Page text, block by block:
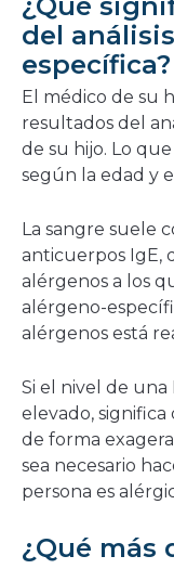
del
específica?
El médico de su
resultados del
de su hijo. Lo
según la edad y
La sangre suele
anticuerpos IgE,
alérgenos a los
alérgeno-
alérgenos está
Si el nivel de
elevado,
de forma
sea necesario
persona es
¿Qué más